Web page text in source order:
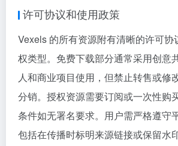
许可协议和使用政策
Vexels 的所有资源附有清晰的许可协
权类型。免费下载部分通常采用创意
人和商业项目使用，但禁止转售或修
分销。授权资源需要订阅或一次性购
条件如无署名要求。用户需严格遵守
包括在传播时标明来源链接或保留水